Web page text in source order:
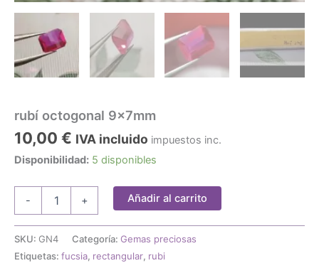
rubí octogonal 9x7mm
10,00 € IVA incluido impuestos inc.
Disponibilidad: 5 disponibles
-
octogonal
cantidad
+ Añadir al carrito
SKU: GN4 Categoría: Gemas preciosas
Etiquetas: fucsia, rectangular, rubi